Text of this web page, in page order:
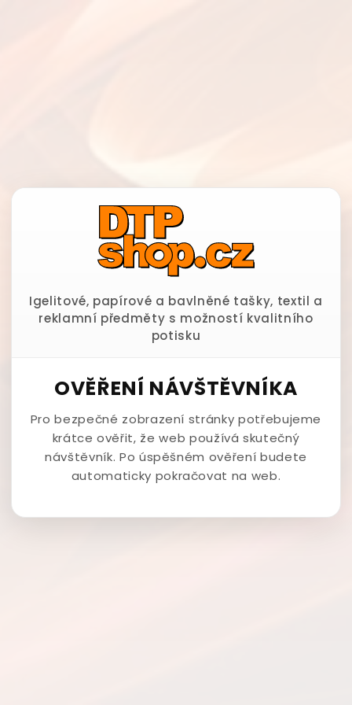
Igelitové, papírové a bavlněné tašky, textil a
reklamní předměty s možností kvalitního
potisku
OVĚŘENÍ NÁVŠTĚVNÍKA
Pro bezpečné zobrazení stránky potřebujeme
krátce ověřit, že web používá skutečný
návštěvník. Po úspěšném ověření budete
automaticky pokračovat na web.